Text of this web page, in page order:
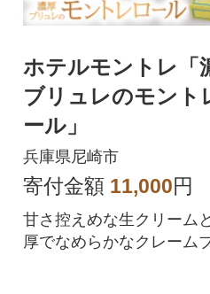
ホテルモントレ「
ブリュレのモント
ール」
兵庫県尼崎市
寄付金額 11,000円
甘さ控えめな生クリーム
厚でなめらかなクレーム